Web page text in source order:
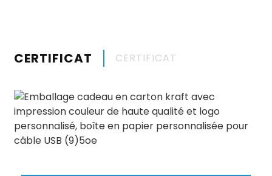
CERTIFICAT CERTIFICAT